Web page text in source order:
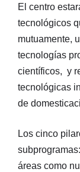
El centro
tecnológicos
mutuamente,
tecnologías
científicos, y
tecnológicas
de
Los cinco
áreas como